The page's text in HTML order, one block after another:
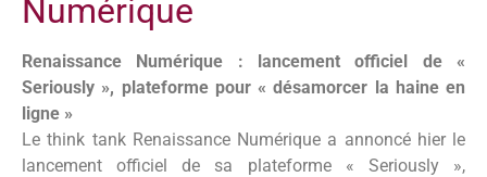
Numérique
Renaissance Numérique : lancement officiel de «
Seriously », plateforme pour « désamorcer la haine en
ligne »
Le think tank Renaissance Numérique a annoncé hier le
lancement officiel de sa plateforme « Seriously »,